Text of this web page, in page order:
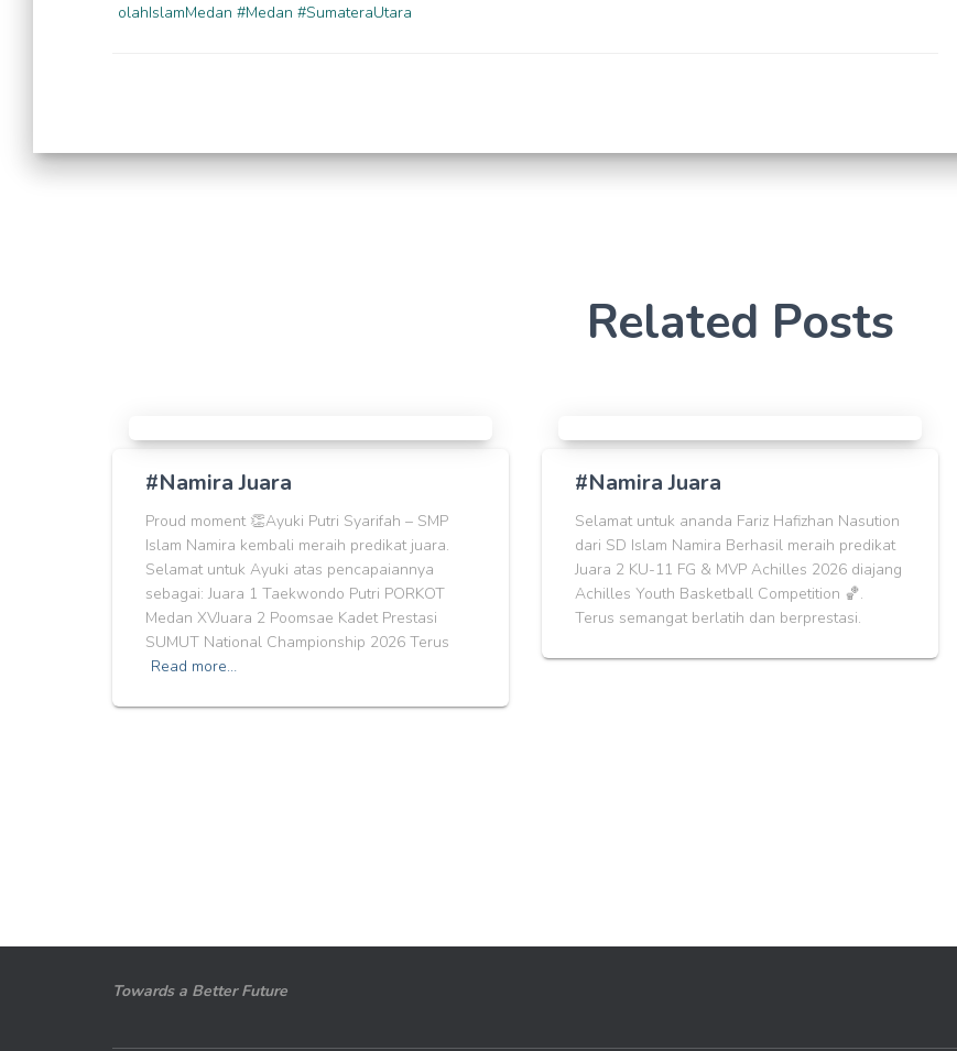
olahIslamMedan #Medan #SumateraUtara
Related Posts
#Namira Juara
Proud moment 👏Ayuki Putri Syarifah – SMP
Islam Namira kembali meraih predikat juara.
Selamat untuk Ayuki atas pencapaiannya
sebagai: Juara 1 Taekwondo Putri PORKOT
Medan XVJuara 2 Poomsae Kadet Prestasi
SUMUT National Championship 2026 Terus
Read more…
#Namira Juara
Selamat untuk ananda Fariz Hafizhan Nasution
dari SD Islam Namira Berhasil meraih predikat
Juara 2 KU-11 FG & MVP Achilles 2026 diajang
Achilles Youth Basketball Competition 🏀.
Terus semangat berlatih dan berprestasi.
Towards a Better Future